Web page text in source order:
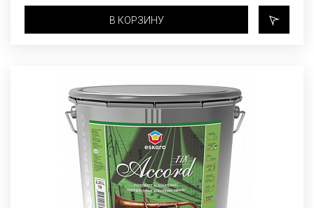
В КОРЗИНУ